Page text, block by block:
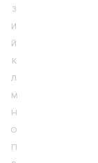
З
И
Й
К
Л
М
Н
О
П